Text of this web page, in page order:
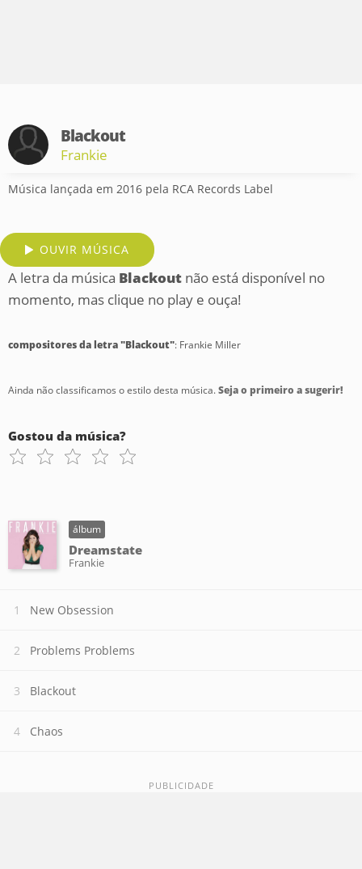
Blackout
Frankie
Música lançada em 2016 pela RCA Records Label
OUVIR MÚSICA
A letra da música Blackout não está disponível no
momento, mas clique no play e ouça!
compositores da letra "Blackout": Frankie Miller
Ainda não classificamos o estilo desta música.Seja o primeiro a sugerir!
Gostou da música?
álbum
Dreamstate
Frankie
New Obsession
Problems Problems
Blackout
Chaos